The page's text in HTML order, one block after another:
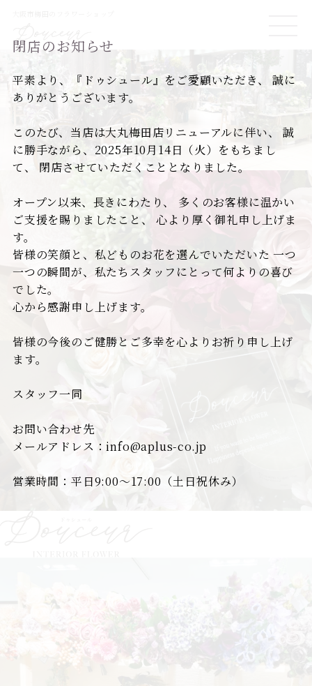
NU
閉店のお知らせ
平素より、『ドゥシュール』をご愛顧いただき、
誠に
ありがとうございます。
このたび、当店は大丸梅田店リニューアルに伴い、
誠
に勝手ながら、2025年10月14日（火）をもちまし
て、
閉店させていただくこととなりました。
オープン以来、長きにわたり、
多くのお客様に温かい
ご支援を賜りましたこと、
心より厚く御礼申し上げま
す。
皆様の笑顔と、私どものお花を選んでいただいた 一つ
一つの瞬間が、私たちスタッフにとって何よりの喜び
でした。
心から感謝申し上げます。
皆様の今後のご健勝とご多幸を心よりお祈り申し上げ
ます。
スタッフ一同
お問い合わせ先
メールアドレス：info@aplus-co.jp
営業時間：平日9:00～17:00（土日祝休み）